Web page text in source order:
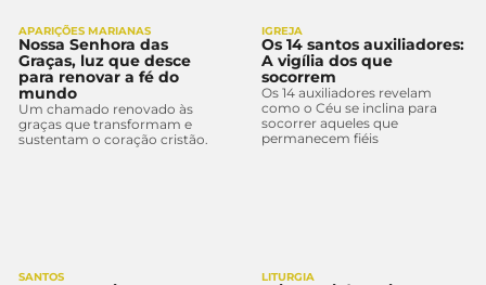
APARIÇÕES MARIANAS
Nossa Senhora das
Graças, luz que desce
para renovar a fé do
mundo
Um chamado renovado às
graças que transformam e
sustentam o coração cristão.
IGREJA
Os 14 santos auxiliadores:
A vigília dos que
socorrem
Os 14 auxiliadores revelam
como o Céu se inclina para
socorrer aqueles que
permanecem fiéis
SANTOS LITURGIA